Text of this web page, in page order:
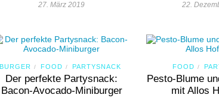
27. März 2019 22.
BURGER / FOOD / PARTYSNACK
Der perfekte Partysnack:
Bacon-Avocado-Miniburger
FOOD /
Pesto-Blume
mit Allos